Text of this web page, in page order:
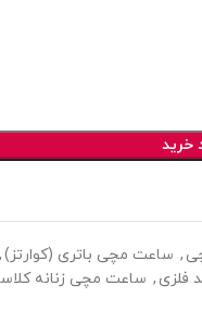
خرید
, ساعت مچی باتری (کوارتز),
فلزی , ساعت مچی زنانه